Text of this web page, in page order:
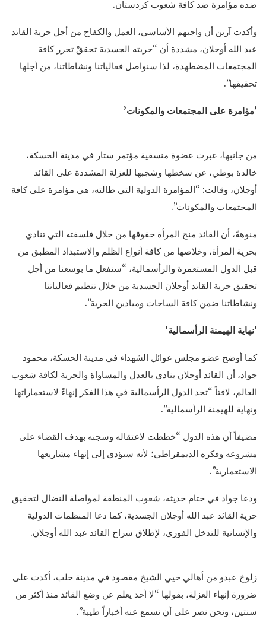
ضده مؤامرة ضد كافة شعوب كردستان.
وأكدت آرين أن واجبهم الأساسي، العمل والكفاح من أجل حرية القائد
عبد الله أوجلان، مشددة أن “حريته الجسدية تحققْ تحرر كافة
المجتمعات المضطهدة، لذا سنواصل فعالياتنا ونشاطاتنا، من أجلها
تحقيقها”.
’مؤامرة على المجتمعات والمكونات’
من جانبها، عبرت عضوة منسقية مؤتمر ستار في مدينة الحسكة،
خالدة بوطي، عن سخطها وشجبها للعزلة المشددة على القائد
أوجلان، وقالت: “المؤامرة الدولية التي طالته، هي مؤامرة على كافة
المجتمعات والمكونات”.
منوهةً، أن القائد منح المرأة حقوقها من خلال فلسفته التي تنادي
بحرية المرأة، وخلاصها من كافة أنواع الظلم والاستبداد المطبق من
قبل الدول المستعمرة والرأسمالية، “سنفعل ما بوسعنا من أجل
تحقيق حرية القائد أوجلان الجسدية من خلال تنظيم فعالياتنا
ونشاطاتنا ضمن كافة الساحات وميادين الحرية”.
’نهاية الهيمنة الرأسمالية’
كما أوضح عضو مجلس عوائل الشهداء في مدينة الحسكة، محمود
جواد، أن القائد أوجلان ينادي بالعدل والمساواة والحرية لكافة شعوب
العالم، لافتاً “تجد الدول الرأسمالية في هذا الفكر إنهاءً لاستعماراتها
ونهاية للهيمنة الرأسمالية”.
مضيفاً أن هذه الدول “خططت لاعتقاله وسجنه بهدف القضاء على
مشروعه وفكره الديمقراطي؛ لأنه سيؤدي إلى إنهاء مشاريعها
الاستعمارية”.
ودعا جواد في ختام حديثه، شعوب المنطقة لمواصلة النضال لتحقيق
حرية القائد عبد الله أوجلان الجسدية، كما دعا المنظمات الدولية
والإنسانية للتدخل الفوري، لإطلاق سراح القائد عبد الله أوجلان.
زلوخ عبدو من أهالي حيي الشيخ مقصود في مدينة حلب، أكدت على
ضرورة إنهاء العزلة، بقولها “لا أحد يعلم عن وضع القائد منذ أكثر من
سنتين، ونحن نصر على أن نسمع عنه أخباراً طيبة”.